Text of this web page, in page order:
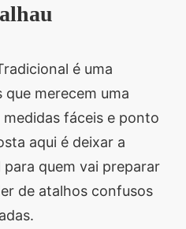
receitas rápidas e fáceis
todos ao seu redor.
Transforme suas
refeições e inspire-se
agora mesmo!
é uma
que merecem uma
fáceis e ponto
aqui é deixar a
quem vai preparar
de atalhos confusos